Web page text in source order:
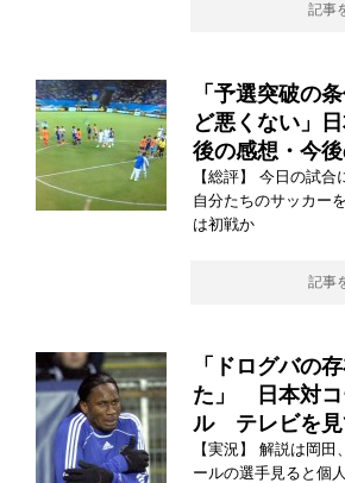
記事
「予選突破の
ど悪くない」
後の感想・今
【総評】 今日の試
自分たちのサッカー
は初戦か
記事
「ドログバの
た」 日本対コ
ル テレビを見
【実況】 解説は岡
ールの選手見ると個